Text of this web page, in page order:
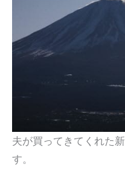
夫が買ってきてくれた
す。